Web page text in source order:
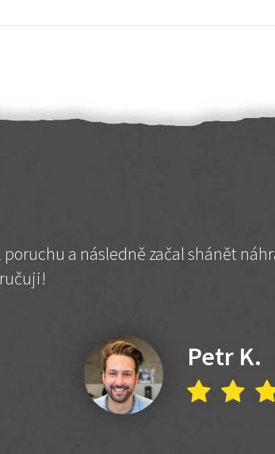
a následně začal shánět
Petr K.